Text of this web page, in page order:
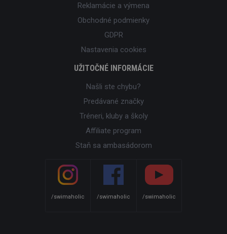
Reklamácie a výmena
Obchodné podmienky
GDPR
Nastavenia cookies
UŽITOČNÉ INFORMÁCIE
Našli ste chybu?
Predávané značky
Tréneri, kluby a školy
Affiliate program
Staň sa ambasádorom
/swimaholic /swimaholic /swimaholic